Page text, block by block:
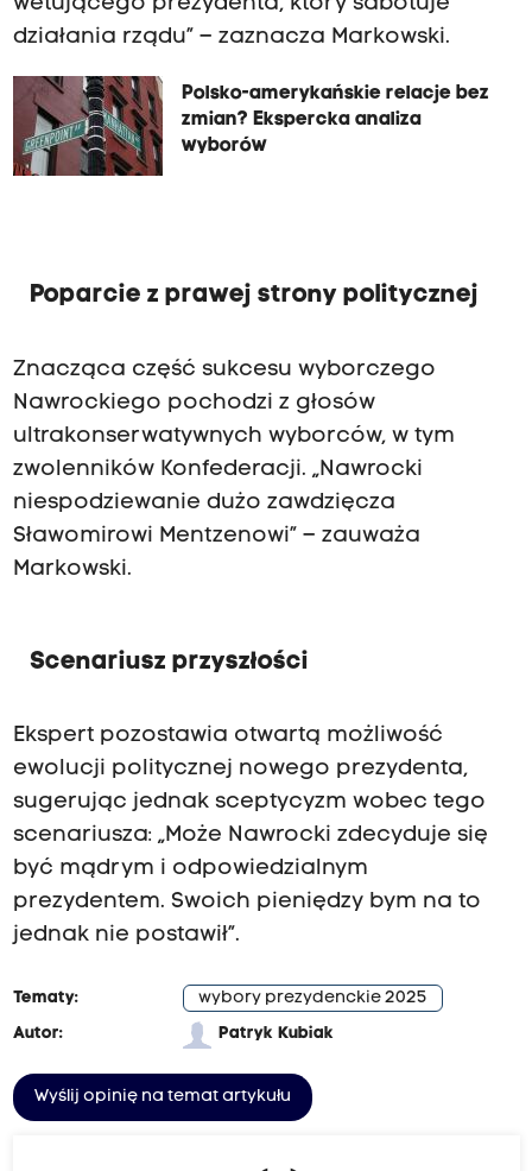
działania rządu” – zaznacza Markowski.
Polsko-amerykańskie relacje bez
zmian? Ekspercka analiza
wyborów
Poparcie z prawej strony politycznej
Znacząca część sukcesu wyborczego
Nawrockiego pochodzi z głosów
ultrakonserwatywnych wyborców, w tym
zwolenników Konfederacji. „Nawrocki
niespodziewanie dużo zawdzięcza
Sławomirowi Mentzenowi” – zauważa
Markowski.
Scenariusz przyszłości
Ekspert pozostawia otwartą możliwość
ewolucji politycznej nowego prezydenta,
sugerując jednak sceptycyzm wobec tego
scenariusza: „Może Nawrocki zdecyduje się
być mądrym i odpowiedzialnym
prezydentem. Swoich pieniędzy bym na to
jednak nie postawił”.
Tematy:
wybory prezydenckie 2025
Autor:
Patryk Kubiak
Wyślij opinię na temat artykułu